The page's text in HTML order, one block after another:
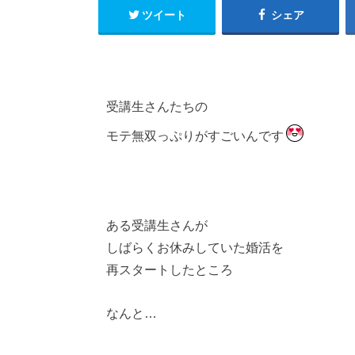
ツイート シェア
受講生さんたちの
モテ無双っぷりがすごいんです
ある受講生さんが
しばらくお休みしていた婚活を
再スタートしたところ
なんと…